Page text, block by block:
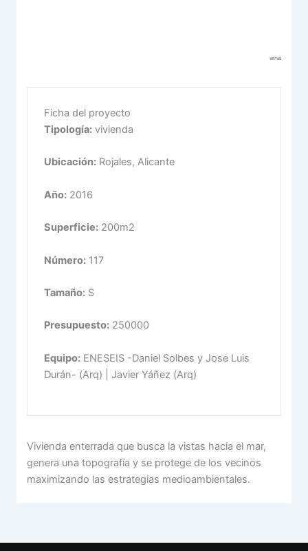
Ficha del proyecto
Tipología:vivienda
Ubicación:Rojales, Alicante
Año:2016
Superficie:200m2
Número:117
Tamaño:S
Presupuesto:250000
Equipo:ENESEIS -Daniel Solbes y Jose Luis
Durán- (Arq) | Javier Yáñez (Arq)
Vivienda enterrada que busca la vistas hacia el mar,
genera una topografía y se protege de los vecinos
maximizando las estrategias medioambientales.